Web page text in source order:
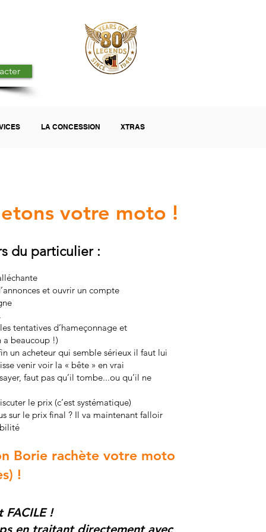
LA CONCESSION XTRAS
votre moto !
du particulier :
et ouvrir un compte
tentatives d’hameçonnage et
a beaucoup !)
un acheteur qui semble sérieux il faut lui
venir voir la « bête » en vrai
faut pas qu’il tombe...ou qu’il ne
le prix (c’est systématique)
sur le prix final ? Il va maintenant falloir
Borie rachète votre moto
!
FACILE !
en traitant directement avec